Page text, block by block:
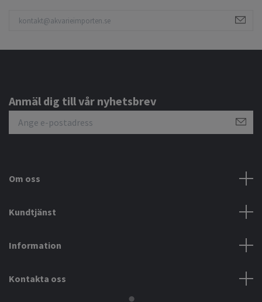
Anmäl dig till vår nyhetsbrev
Om oss
Kundtjänst
Information
Kontakta oss